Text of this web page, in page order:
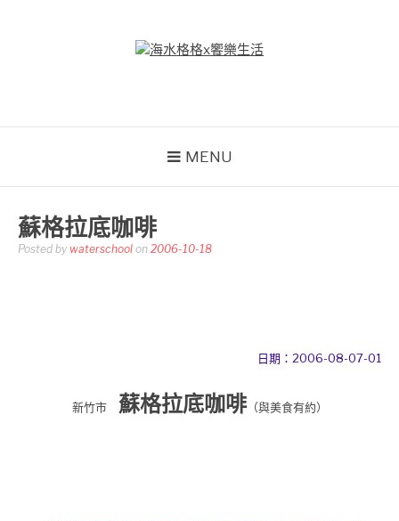
MENU
蘇格拉底咖啡
Posted by waterschool on 2006-10-18
日期：2006-08-07-01
新竹市 蘇格拉底咖啡（與美食有約）